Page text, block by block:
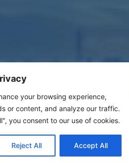
your browsing experience,
or content, and analyze our traffic.
you consent to our use of cookies.
Reject All Accept All
Puerto Real Hoy es el